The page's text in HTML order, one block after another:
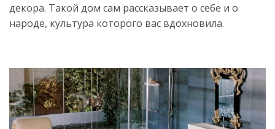
декора. Такой дом сам рассказывает о себе и о
народе, культура которого вас вдохновила.
Источник:https://womanadvice.ru/etno-
stil-
v-